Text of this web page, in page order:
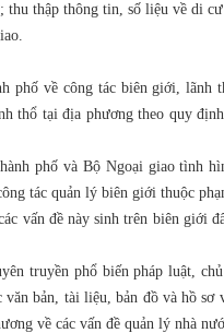
thu thập thông tin, số liệu về di
phố về công tác biên giới, lãnh
thổ tại địa phương theo quy
phố và Bộ Ngoại giao tình
tác quản lý biên giới thuộc
vấn đề này sinh trên biên giới
truyền phổ biến pháp luật,
bản, tài liệu, bản đồ và hồ
về các vấn đề quản lý nhà